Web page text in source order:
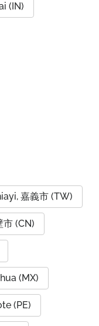
(IN)
嘉義市 (TW)
市 (CN)
(MX)
(PE)